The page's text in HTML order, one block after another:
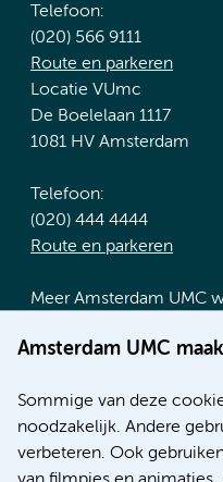
Amsterdam UMC
Sommige van deze
noodzakelijk. Andere
verbeteren. Ook
Telefoon:
(020) 566 9111
Route en parkeren
Locatie VUmc
De Boelelaan 1117
1081 HV Amsterdam
Telefoon:
(020) 444 4444
Route en parkeren
Meer Amsterdam UMC
Werken bij Amsterdam
Nieuws
Research
Educatie locatie AMC
Educatie locatie VUmc